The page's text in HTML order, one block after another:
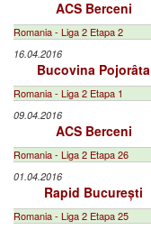
ACS Berceni
Romania - Liga 2 Etapa 2
16.04.2016
Bucovina Pojorâta
Romania - Liga 2 Etapa 1
09.04.2016
ACS Berceni
Romania - Liga 2 Etapa 26
01.04.2016
Rapid București
Romania - Liga 2 Etapa 25